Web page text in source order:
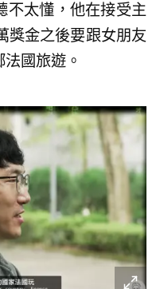
不太懂，他在接受主
獎金之後要跟女朋友
國旅遊。